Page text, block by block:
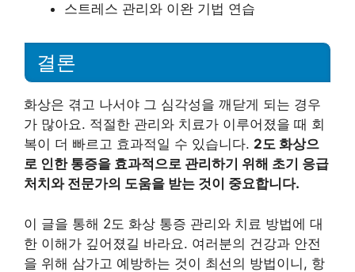
스트레스 관리와 이완 기법 연습
결론
화상은 겪고 나서야 그 심각성을 깨닫게 되는 경우
가 많아요. 적절한 관리와 치료가 이루어졌을 때 회
복이 더 빠르고 효과적일 수 있습니다. 2도 화상으
로 인한 통증을 효과적으로 관리하기 위해 초기 응급
처치와 전문가의 도움을 받는 것이 중요합니다.
이 글을 통해 2도 화상 통증 관리와 치료 방법에 대
한 이해가 깊어졌길 바라요. 여러분의 건강과 안전
을 위해 삼가고 예방하는 것이 최선의 방법이니, 항